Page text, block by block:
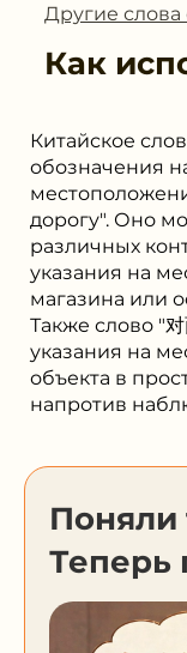
Другие
Как
Китайское
обозначения
дорогу". Оно
различных
указания на
магазина или
Также слово "
указания на
объекта в
напротив
Поняли
Теперь